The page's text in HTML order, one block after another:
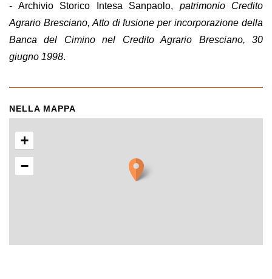
- Archivio Storico Intesa Sanpaolo, patrimonio Credito
Agrario Bresciano, Atto di fusione per incorporazione della
Banca del Ciminonel Credito Agrario Bresciano, 30
giugno 1998.
NELLA MAPPA
+
−